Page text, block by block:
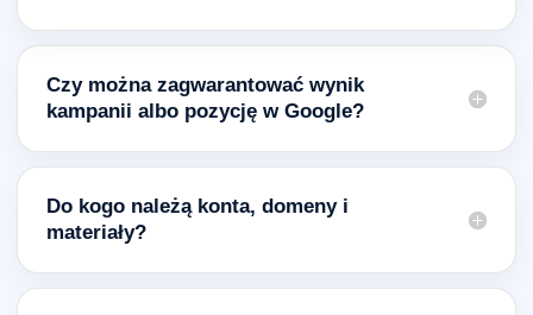
Czy można zagwarantować wynik
kampanii albo pozycję w Google?
Do kogo należą konta, domeny i
materiały?